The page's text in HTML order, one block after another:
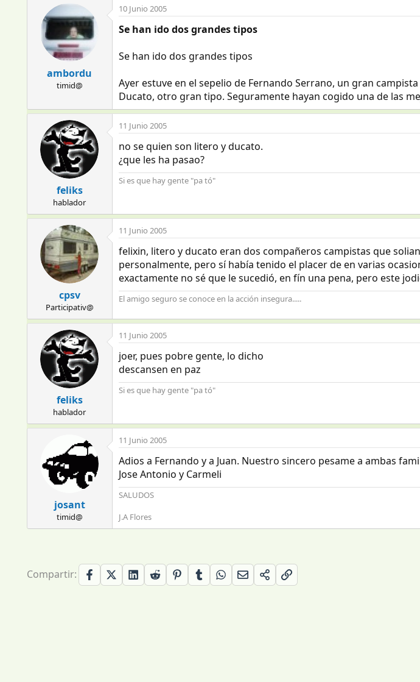
ambordu
timid@
10 Junio 2005
Se han ido dos grandes tipos
Se han ido dos grandes tipos
Ayer estuve en el sepelio de Fernando Serrano, un gran
Ducato, otro gran tipo. Seguramente hayan cogido una de las
feliks
hablador
11 Junio 2005
no se quien son litero y ducato.
¿que les ha pasao?
Si es que hay gente "pa tó"
cpsv
Participativ@
11 Junio 2005
felixin, litero y ducato eran dos compañeros campistas que
personalmente, pero sí había tenido el placer de en varias
exactamente no sé que le sucedió, en fín una pena, pero este
El amigo seguro se conoce en la acción insegura.....
feliks
hablador
11 Junio 2005
joer, pues pobre gente, lo dicho
descansen en paz
Si es que hay gente "pa tó"
josant
timid@
11 Junio 2005
Adios a Fernando y a Juan. Nuestro sincero pesame a ambas
Jose Antonio y Carmeli
SALUDOS
J.A Flores
Compartir: